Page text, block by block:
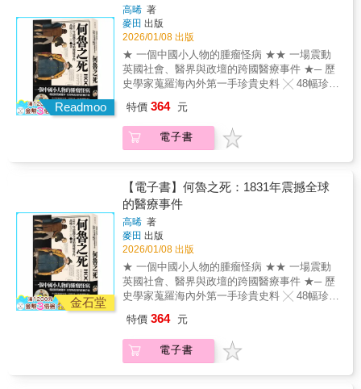
的牽引力，但車框也因此加大，導致成本變
高。3. 以「轉向架的結構」分類：將轉向架拆
分成兩組，既可增加牽引力，又能避免過彎問
題。4. 以「運行地形」分類：齒軌和齒輪式的
設計適合彎而窄的地形，以登山或森林鐵道為
主。5. 以「車軸組態」分類：UIC國際鐵路聯
盟及華式分類表，皆以機車的車輪數量分類。
鐵道事業體附設鐵道博物館。如：挪威／佛洛
姆登山鐵道博物館、德國／薩克森鐵道博物
館、日本／東京地下鐵博物館等。4. 保存鐵道
組織附設鐵道博物館或地方鐵道博物館。如：
瑞士／布羅尼仙碧鐵道博物館、俄羅斯／貝加
爾湖西伯利亞鐵道博物館、日本名古屋／博物
館明治村等。◆十二項統計分析指標1. 門票收
費2. 主體建築3. 歷史文物展示4. 科普教育演示
5. 室內鐵道車輛展示6. 戶外鐵道車輛展示7. 鐵
道車輛動態展演8. 鐵道車輛實際運行9. 靜態模
者解析博物館能永續經營的各種模式及關鍵，
期許鐵道博物館成為傳承鐵道科技與歷史文明
之所，不僅保留過去的鐵道記憶，也打開未來
的科技視野。
同？又有哪些不同？如果我們到書店，打開一
本以「人類的歷史」為書名的暢銷書時，這本
書的目錄所呈現的主題，可能會是以下的樣
貌：一、文明的誕生（埃及和美索不達米亞）
二、古典時代（希臘和羅馬）三、黑暗時代
（基督教的興起）四、重生：文藝復興和宗教
改革五、啟蒙（探索和科學）六、革命（民主
革命、工業革命、技術革命）七、民族國家的
次世界大戰九、冷戰十、民主資本主義的勝利
但本書作者塔米．安薩里提醒我們，以上我們
熟悉的這個「世界史」架構，其實充斥著西方
中心主義的觀點。如果改以伊斯蘭的觀點寫一
部世界史，那麼這本書的目錄大致將會是這
樣：一、古代：美索不達米亞和波斯二、伊斯
蘭的誕生三、哈里發國家：對普世統一性的追
求四、分裂：蘇丹國家的時代五、大災難：十
字軍和蒙古人六、重生：三個大帝國的時代
七、西方對東方的滲透八、改革運動九、世俗
現代主義者們的勝利十、伊斯蘭主義者的回應
而您眼前的這本《中斷的天命》，正是一本從
與過往全然不同、全新的世界史，可以說就是
一部伊斯蘭版本的《人類的故事》。西方與伊
斯蘭的世界史，有著共同的起源，都以兩河流
域的美索不達米亞平原作為起點，但後來各自
Readmoo
高晞 著
麥田 出版
2026/01/08 出版
★ 一個中國小人物的腫瘤怪病 ★★ 一場震動
英國社會、醫界與政壇的跨國醫療事件 ★─ 歷
史學家蒐羅海內外第一手珍貴史料 ╳ 48幅珍稀
死」背後的廣泛影響專業推薦──皮國立 國立
中央大學歷史所特聘教授兼所長汪漢澄 新光
醫院神經科醫師／作家 台大醫學系副教授張哲
大解剖學劇場，興致勃勃地觀看何魯被綁在手
術台上，在沒有麻醉的情況下，由三位外科醫
生進行了一小時四十四分鐘的腫瘤切除手術。
何魯臉色蒼白如死，多次昏厥，最後死在手術
台上，時年三十二歲。──然而，他的事蹟並未
以死亡作結，而是由此延伸出一系列醫療倫
理、政治乃至慈善傳教上的熱烈討論。▌中西交
會之一隅：儘管因手術失敗而喪命，何魯仍被
編寫進西方對中國的醫療慈善敘事之中▌十九世
紀西醫面貌：解剖學劇場、無麻醉手術，不只
東方凝視：亞洲人體質更脆弱？更容易長腫
瘤？大眾爭相目睹乃至搶奪的「異國人體」▌身
體的政治隱喻：與英國政壇風暴無關的何魯，
特價 364 元
電子書
金石堂
【電子書】何魯之死：1831年震撼全球
的醫療事件
高晞 著
麥田 出版
2026/01/08 出版
★ 一個中國小人物的腫瘤怪病 ★★ 一場震動
英國社會、醫界與政壇的跨國醫療事件 ★─ 歷
史學家蒐羅海內外第一手珍貴史料 ╳ 48幅珍稀
死」背後的廣泛影響專業推薦──皮國立 國立
中央大學歷史所特聘教授兼所長汪漢澄 新光
醫院神經科醫師／作家 台大醫學系副教授張哲
特價 364 元
電子書